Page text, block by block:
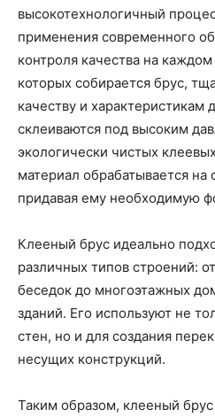
высокотехнологичный
применения современного
контроля качества на
которых собирается брус,
качеству и
склеиваются под высоким
экологически чистых
материал обрабатывается на
придавая ему необходимую
Клееный брус идеально
различных типов строений:
беседок до многоэтажных
зданий. Его используют не
стен, но и для создания
несущих конструкций.
Таким образом, клееный